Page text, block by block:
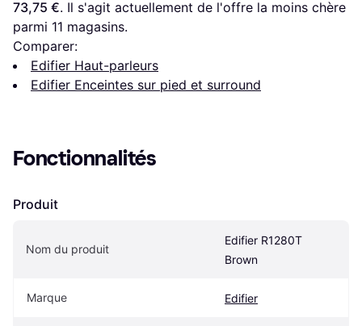
73,75 €. Il s'agit actuellement de l'offre la moins chère
parmi 11 magasins.
Comparer:
Edifier Haut-parleurs
Edifier Enceintes sur pied et surround
Fonctionnalités
Produit
Nom du produit
Edifier R1280T
Brown
Marque Edifier